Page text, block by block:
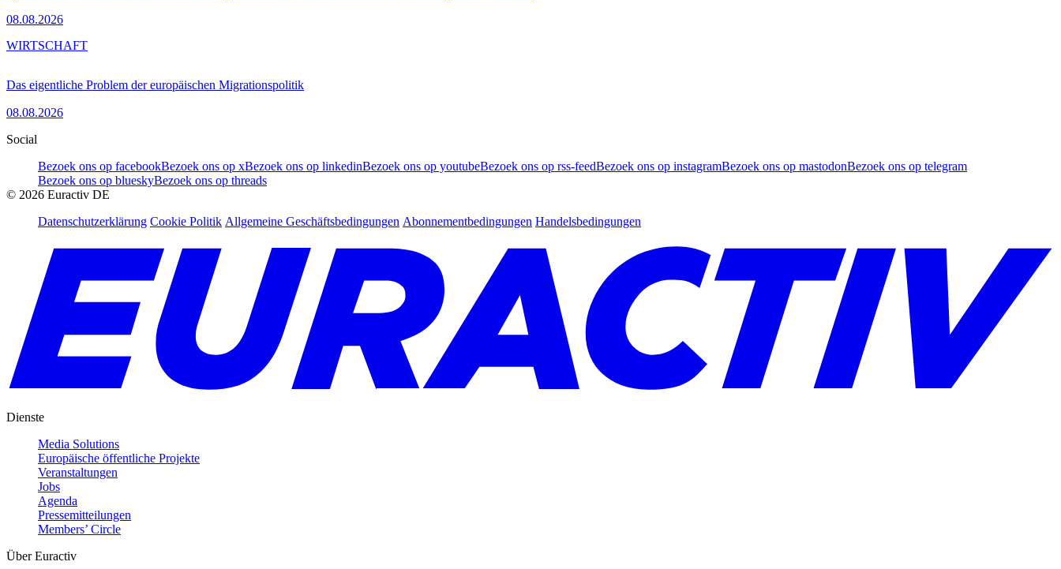
08.08.2026
Das eigentliche Problem der europäischen Migrationspolitik
08.08.2026
WIRTSCHAFT
Social
Bezoek ons op facebookBezoek ons op xBezoek ons op linkedinBezoek ons op youtubeBezoek ons op rss-feedBezoek ons op instagramBezoek ons op mastodonBezoek ons op telegram
Bezoek ons op blueskyBezoek ons op threads
© 2026 Euractiv DE
Datenschutzerklärung Cookie Politik Allgemeine Geschäftsbedingungen Abonnementbedingungen Handelsbedingungen
Dienste
Media Solutions
Europäische öffentliche Projekte
Veranstaltungen
Jobs
Agenda
Pressemitteilungen
Members’ Circle
Über Euractiv